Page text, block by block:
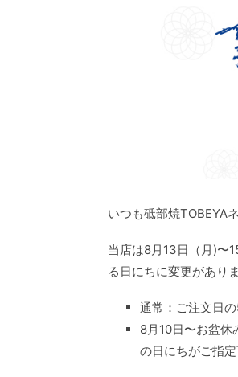
いつも砥部焼TOBEYA
当店は8月13日（月)〜
る日にちに変更がありま
通常：ご注文日
8月10日〜お盆休
の日にちがご指